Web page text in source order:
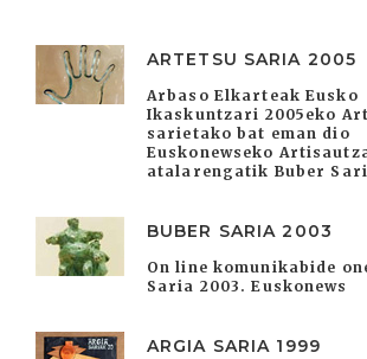
ARTETSU SARIA 2005
Arbaso Elkarteak Eusko
Ikaskuntzari 2005eko
sarietako bat eman dio
Euskonewseko
atalarengatik Buber
BUBER SARIA 2003
On line komunikabide
Saria 2003. Euskonews
ARGIA SARIA 1999